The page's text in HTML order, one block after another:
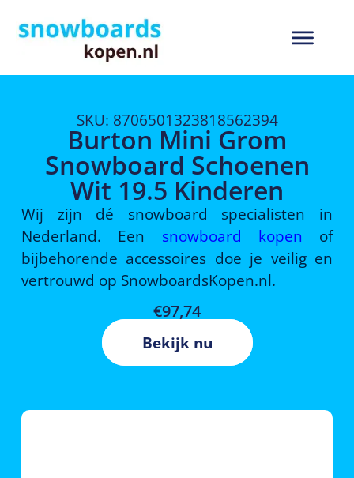
SKU: 8706501323818562394
Burton Mini Grom
Snowboard Schoenen
Wit 19.5 Kinderen
Wij zijn dé snowboard specialisten in
Nederland. Een snowboard kopen of
bijbehorende accessoires doe je veilig en
vertrouwd op SnowboardsKopen.nl.
€97,74
Bekijk nu